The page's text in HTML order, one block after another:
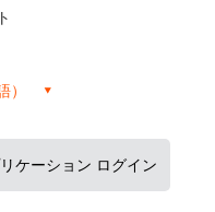
ケーション ログイン